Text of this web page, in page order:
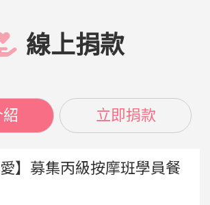
線上捐款
立即捐款
愛】募集丙級按摩班學員餐